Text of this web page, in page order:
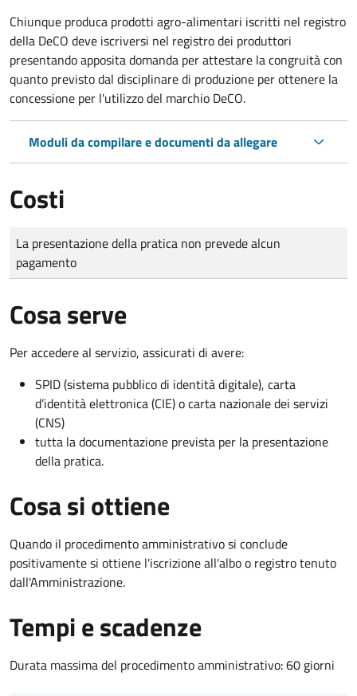
Chiunque produca prodotti agro-alimentari iscritti nel registro
della DeCO deve iscriversi nel registro dei produttori
presentando apposita domanda per attestare la congruità con
quanto previsto dal disciplinare di produzione per ottenere la
concessione per l'utilizzo del marchio DeCO.
Moduli da compilare e documenti da allegare
Costi
Tipo di pagamento
Importo
La presentazione della pratica non prevede alcun
pagamento
Cosa serve
Per accedere al servizio, assicurati di avere:
SPID (sistema pubblico di identità digitale), carta
d’identità elettronica (CIE) o carta nazionale dei servizi
(CNS)
tutta la documentazione prevista per la presentazione
della pratica.
Cosa si ottiene
Quando il procedimento amministrativo si conclude
positivamente si ottiene l'iscrizione all'albo o registro tenuto
dall'Amministrazione.
Tempi e scadenze
Durata massima del procedimento amministrativo: 60 giorni